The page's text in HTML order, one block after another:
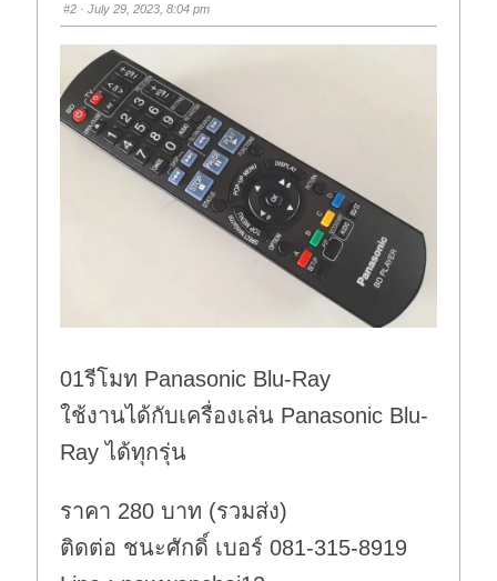
d
o
n
u
p
#2 · July 29, 2023, 8:04 pm
01รีโมท Panasonic Blu-Ray
ใช้งานได้กับเครื่องเล่น Panasonic Blu-
Ray ได้ทุกรุ่น
ราคา 280 บาท (รวมส่ง)
ติดต่อ ชนะศักดิ์ เบอร์ 081-315-8919